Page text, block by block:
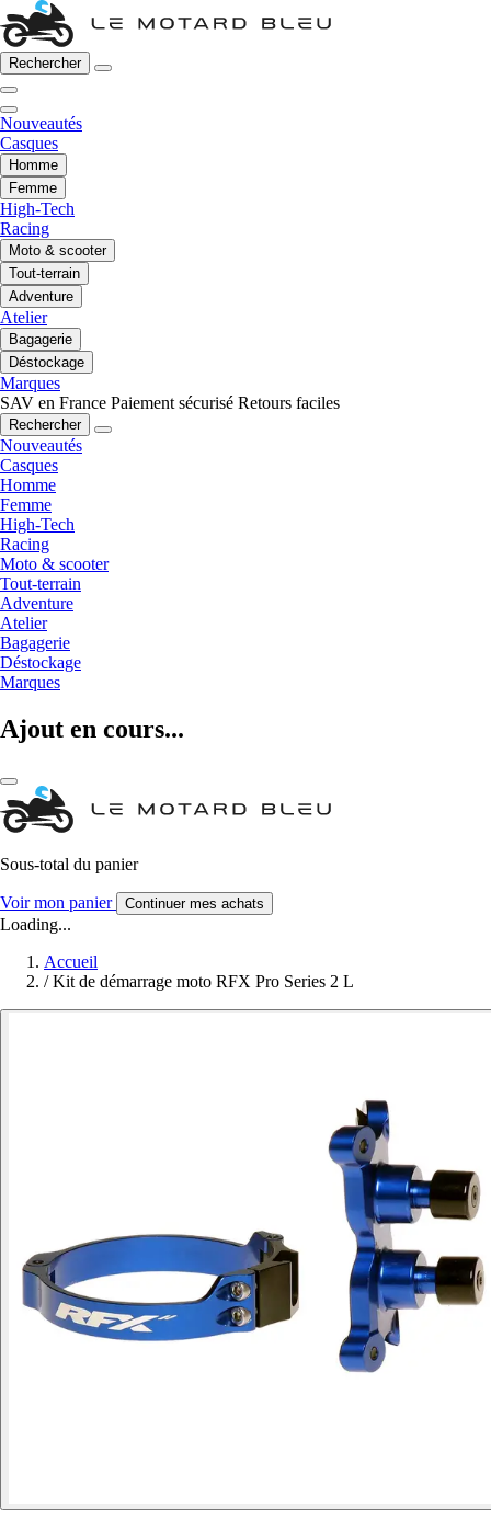
Rechercher
Nouveautés
Casques
Homme
Femme
High-Tech
Racing
Moto & scooter
Tout-terrain
Adventure
Atelier
Bagagerie
Déstockage
Marques
SAV en France Paiement sécurisé Retours faciles
Rechercher
Nouveautés
Casques
Homme
Femme
High-Tech
Racing
Moto & scooter
Tout-terrain
Adventure
Atelier
Bagagerie
Déstockage
Marques
Ajout en cours...
Sous-total du panier
Voir mon panier Continuer mes achats
Loading...
Accueil
/ Kit de démarrage moto RFX Pro Series 2 L